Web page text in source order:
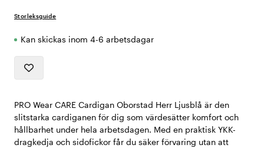
Storleksguide
Kan skickas inom 4-6 arbetsdagar
PRO Wear CARE Cardigan Oborstad Herr Ljusblå är den
slitstarka cardiganen för dig som värdesätter komfort och
hållbarhet under hela arbetsdagen. Med en praktisk YKK-
dragkedja och sidofickor får du säker förvaring utan att